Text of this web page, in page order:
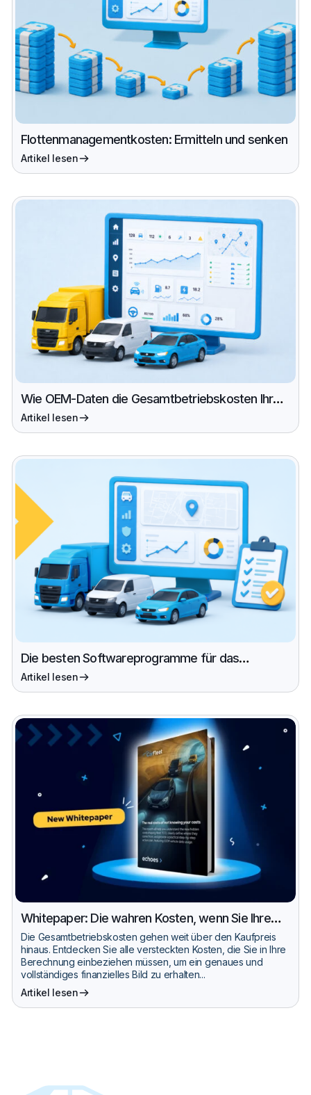
Flottenmanagementkosten: Ermitteln und senken
Artikel lesen
Wie OEM-Daten die Gesamtbetriebskosten Ihrer
Flotte senken (und Ihre ESG-Berichterstattung
Artikel lesen
Die besten Softwareprogramme für das
Fuhrparkmanagement 2026
Artikel lesen
Whitepaper: Die wahren Kosten, wenn Sie Ihre
Kosten nicht kennen
Die Gesamtbetriebskosten gehen weit über den Kaufpreis
hinaus. Entdecken Sie alle versteckten Kosten, die Sie in Ihre
Berechnung einbeziehen müssen, um ein genaues und
vollständiges finanzielles Bild zu erhalten...
Artikel lesen